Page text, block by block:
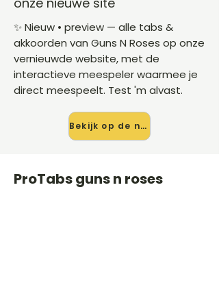
✨ Nieuw • preview — alle tabs &
akkoorden van Guns N Roses op onze
vernieuwde website, met de
interactieve meespeler waarmee je
direct meespeelt. Test 'm alvast.
Bekijk op de nieuwe site →
ProTabs guns n roses